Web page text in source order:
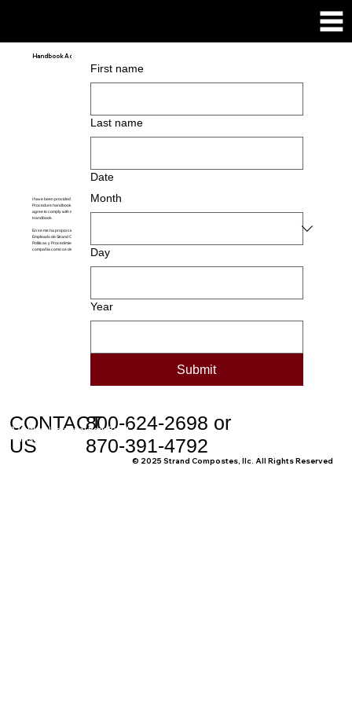
Handbook Acknowledgement
I have been provided with a copy of Strand Composites, LLC Employee Policy and
Procedure handbook. I have fully read this Policy and Procedure Handbook and
agree to comply with all company policies and rules as described in the
Handbook.
En se me ha proporcionado una copia del manual de Política y Procedimiento del
Empleado de Strand Composites, LLC. He leído completamente este Manual de
Políticas y Procedimientos y acepto cumplir con todas las políticas y reglas de la
compañía como se describe en el Manual.
First name
Last name
Date
Month
Day
Year
Submit
CONTACT
US
800-624-2698 or
870-391-4792
228 West Industrial Park Road
Harrison, AR 72601
© 2025 Strand Compostes, llc. All Rights Reserved